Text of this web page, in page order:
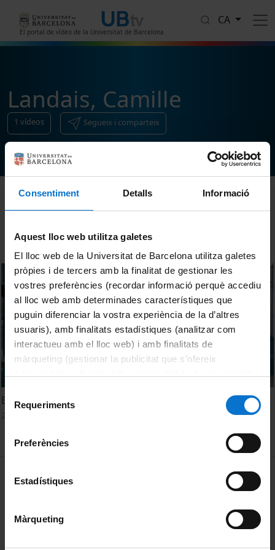
Consentiment Detalls Informació
Aquest lloc web utilitza galetes
El lloc web de la Universitat de Barcelona utilitza galetes
pròpies i de tercers amb la finalitat de gestionar les
vostres preferències (recordar informació perquè accediu
al lloc web amb determinades característiques que
puguin diferenciar la vostra experiència de la d’altres
usuaris), amb finalitats estadístiques (analitzar com
interactueu amb el lloc web) i amb finalitats de
màrqueting (gestionar la publicitat que s’ofereix
consultar laPolítica de galetes del lloc web de la
de Requeriments
Preferències
Estadístiques
Màrqueting
El portal de vídeo de la Universitat de Barcelona
CA
Landais, Camille
1 vídeos Segueix i comparteix
Ordenar
Estimated Value of Transfers
MENÚ PEU 1
Privadesa i termes